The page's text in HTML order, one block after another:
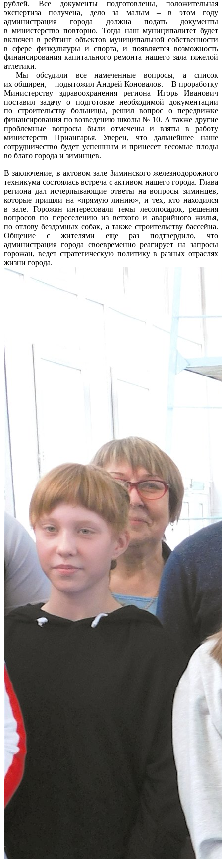
рублей. Все документы подготовлены, положительная
экспертиза получена, дело за малым – в этом году
администрация города должна подать документы
в министерство повторно. Тогда наш муниципалитет будет
включен в рейтинг объектов муниципальной собственности
в сфере физкультуры и спорта, и появляется возможность
финансирования капитального ремонта нашего зала тяжелой
атлетики.
– Мы обсудили все намеченные вопросы, а список
их обширен, – подытожил Андрей Коновалов. – В проработку
Министерству здравоохранения региона Игорь Иванович
поставил задачу о подготовке необходимой документации
по строительству больницы, решил вопрос о передвижке
финансирования по возведению школы № 10. А также другие
проблемные вопросы были отмечены и взяты в работу
министерств Приангарья. Уверен, что дальнейшее наше
сотрудничество будет успешным и принесет весомые плоды
во благо города и зиминцев.
В заключение, в актовом зале Зиминского железнодорожного
техникума состоялась встреча с активом нашего города. Глава
региона дал исчерпывающие ответы на вопросы зиминцев,
которые пришли на «прямую линию», и тех, кто находился
в зале. Горожан интересовали темы лесопосадок, решения
вопросов по переселению из ветхого и аварийного жилья,
по отлову бездомных собак, а также строительству бассейна.
Общение с жителями еще раз подтвердило, что
администрация города своевременно реагирует на запросы
горожан, ведет стратегическую политику в разных отраслях
жизни города.